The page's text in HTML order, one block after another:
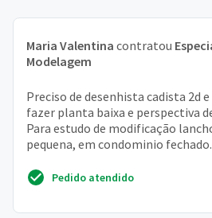
Maria Valentina contratou
Modelagem
Preciso de desenhista cadista 2d e
fazer planta baixa e perspectiva
Para estudo de modificação
pequena, em condominio
Pedido atendido